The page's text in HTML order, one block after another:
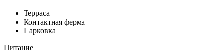
Терраса
Контактная ферма
Парковка
Питание